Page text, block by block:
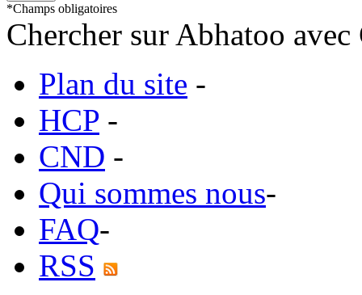
*Champs obligatoires
Chercher sur Abhatoo
Plan du site -
HCP -
CND -
Qui sommes nous-
FAQ-
RSS